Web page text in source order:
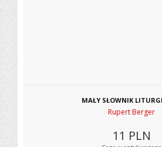
MAŁY SŁOWNIK
Rupert Berger
11 PLN